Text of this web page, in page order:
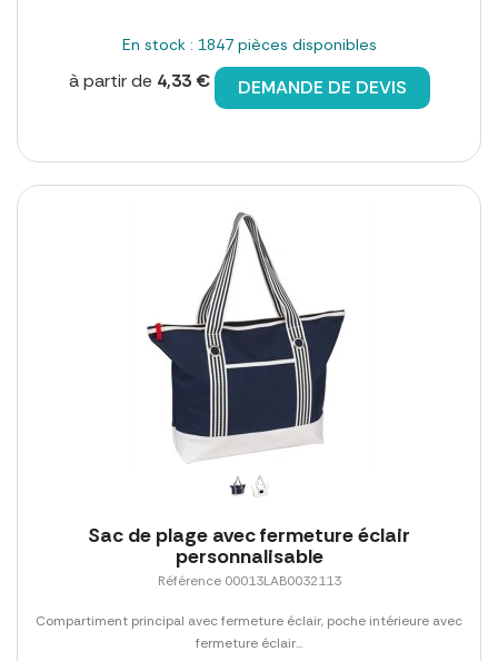
En stock : 1847 pièces disponibles
à partir de 4,33 € DEMANDE DE DEVIS
Sac de plage avec fermeture éclair
personnalisable
Référence 00013LAB0032113
Compartiment principal avec fermeture éclair, poche intérieure avec
fermeture éclair...